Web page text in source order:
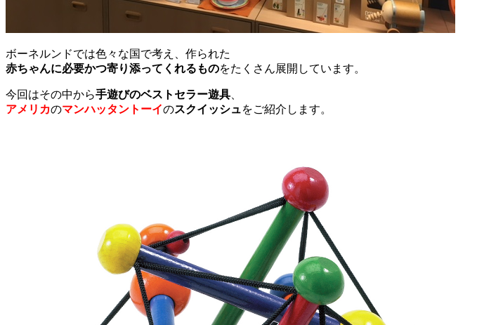
ボーネルンドでは色々な国で考え、作られた
赤ちゃんに必要かつ寄り添ってくれるものをたくさん展開しています。
今回はその中から手遊びのベストセラー遊具
アメリカのマンハッタントーイのスクイッシュをご紹介します。